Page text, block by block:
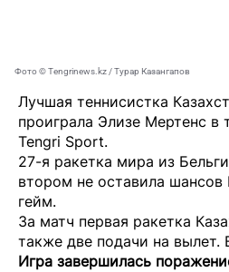
Фото © Tengrinews.kz / Турар Казангапов
Лучшая теннисистка
проиграла Элизе Мертенс в
Tengri Sport.
27-я ракетка мира из
втором не оставила шансов
гейм.
За матч первая ракетка
также две подачи на вылет.
Игра завершилась